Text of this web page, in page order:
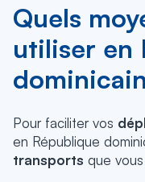
Quels
utiliser en
Pour faciliter vos
en République
transports que